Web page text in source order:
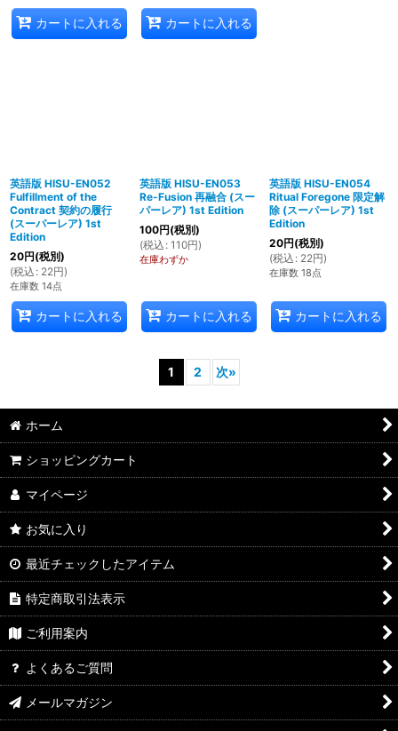
カートに入れる カートに入れる
英語版 HISU-EN052
Fulfillment of the
Contract 契約の履行
(スーパーレア) 1st
Edition
20円(税別)
(税込 : 22円)
在庫数 14点
カートに入れる
英語版 HISU-EN053
Re-Fusion 再融合 (スー
パーレア) 1st Edition
100円(税別)
(税込 : 110円)
在庫わずか
カートに入れる
英語版 HISU-EN054
Ritual Foregone 限定解
除 (スーパーレア) 1st
Edition
20円(税別)
(税込 : 22円)
在庫数 18点
カートに入れる
1 2 次»
ホーム
ショッピングカート
マイページ
お気に入り
最近チェックしたアイテム
特定商取引法表示
ご利用案内
よくあるご質問
メールマガジン